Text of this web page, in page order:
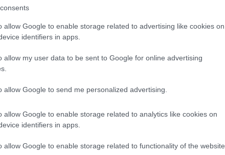
allow Google to enable storage related to advertising like cookies on
identifiers in apps.
allow my user data to be sent to Google for online advertising
allow Google to send me personalized advertising.
allow Google to enable storage related to analytics like cookies on
identifiers in apps.
allow Google to enable storage related to functionality of the website
freddo-grazie” sostenere a spada tratta
ai pm fossero la verità rivelata e non
invece compiaciuto quando il
lui che la farsa di
il tempo alla difesa di difendersi. In
all’interrogatorio di garanzia e hanno
ogni tipo di corruzione. “Basterà ad
Forse sì, perché sia l’ex assessore
le dimissioni o si sono auto-
al giudice che non hanno
O forse no, visto quanto successo a